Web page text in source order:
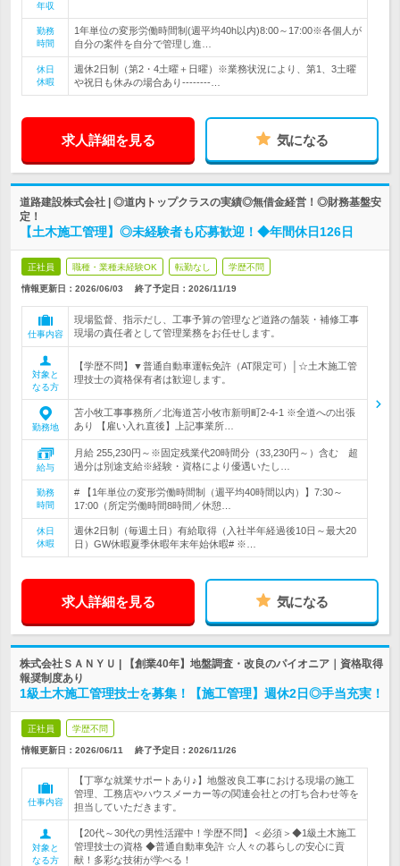
年収
勤務
時間
1年単位の変形労働時間制(週平均40h以内)8:00～17:00※各個人が
自分の案件を自分で管理し進…
休日
休暇
週休2日制（第2・4土曜＋日曜）※業務状況により、第1、3土曜
や祝日も休みの場合あり--------…
求人詳細を見る 気になる
道路建設株式会社 | ◎道内トップクラスの実績◎無借金経営！◎財務基盤安
定！
【土木施工管理】◎未経験者も応募歓迎！◆年間休日126日
正社員 職種・業種未経験OK 転勤なし 学歴不問
情報更新日：2026/06/03 終了予定日： 2026/11/19
仕事内容
現場監督、指示だし、工事予算の管理など道路の舗装・補修工事
現場の責任者として管理業務をお任せします。
対象と
なる方
【学歴不問】▼普通自動車運転免許（AT限定可）│☆土木施工管
理技士の資格保有者は歓迎します。
勤務地
苫小牧工事事務所／北海道苫小牧市新明町2-4-1 ※全道への出張
あり 【雇い入れ直後】上記事業所…
給与
月給 255,230円～※固定残業代20時間分（33,230円～）含む 超
過分は別途支給※経験・資格により優遇いたし…
勤務
時間
# 【1年単位の変形労働時間制（週平均40時間以内）】7:30～
17:00（所定労働時間8時間／休憩…
休日
休暇
週休2日制（毎週土日）有給取得（入社半年経過後10日～最大20
日）GW休暇夏季休暇年末年始休暇# ※…
求人詳細を見る 気になる
株式会社ＳＡＮＹＵ | 【創業40年】地盤調査・改良のパイオニア｜資格取得
報奨制度あり
1級土木施工管理技士を募集！【施工管理】週休2日◎手当充実！
正社員 学歴不問
情報更新日：2026/06/11 終了予定日： 2026/11/26
仕事内容
【丁寧な就業サポートあり♪】地盤改良工事における現場の施工
管理、工務店やハウスメーカー等の関連会社との打ち合わせ等を
担当していただきます。
対象と
なる方
【20代～30代の男性活躍中！学歴不問】＜必須＞◆1級土木施工
管理技士の資格 ◆普通自動車免許 ☆人々の暮らしの安心に貢
献！多彩な技術が学べる！